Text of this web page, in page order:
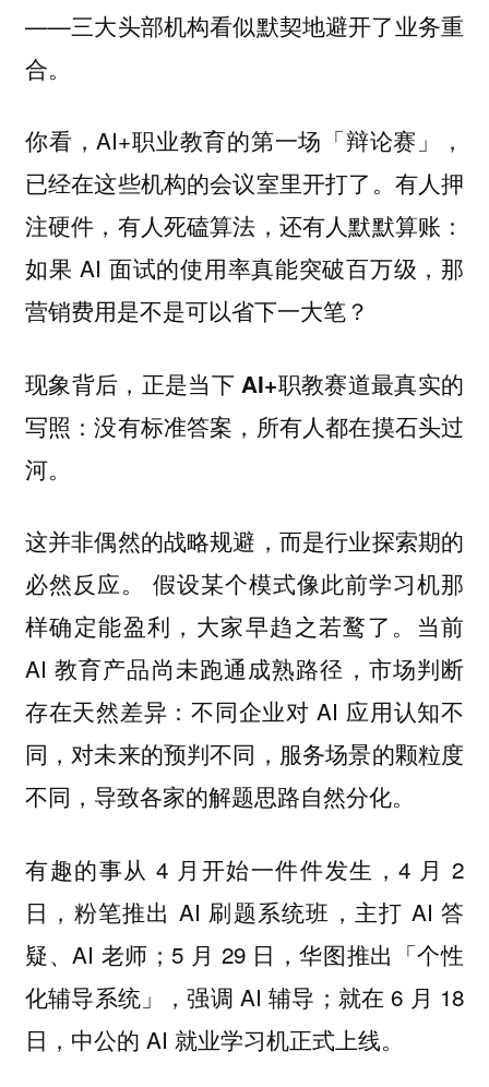
——三大头部机构看似默契地避开了业务重
合。
你看，AI+职业教育的第一场「辩论赛」，
已经在这些机构的会议室里开打了。有人押
注硬件，有人死磕算法，还有人默默算账：
如果 AI 面试的使用率真能突破百万级，那
营销费用是不是可以省下一大笔？
现象背后， 正是当下 AI+职教赛道最真实的
写照：没有标准答案，所有人都在摸石头过
河。
这并非偶然的战略规避，而是行业探索期的
必然反应。 假设某个模式像此前学习机那
样确定能盈利，大家早趋之若鹜了。当前
AI 教育产品尚未跑通成熟路径，市场判断
存在天然差异：不同企业对 AI 应用认知不
同，对未来的预判不同，服务场景的颗粒度
不同，导致各家的解题思路自然分化。
有趣的事从 4 月开始一件件发生，4 月 2
日，粉笔推出 AI 刷题系统班，主打 AI 答
疑、AI 老师；5 月 29 日，华图推出「个性
化辅导系统」，强调 AI 辅导；就在 6 月 18
日，中公的 AI 就业学习机正式上线。